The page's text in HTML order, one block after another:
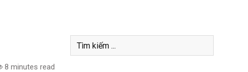
8 minutes read